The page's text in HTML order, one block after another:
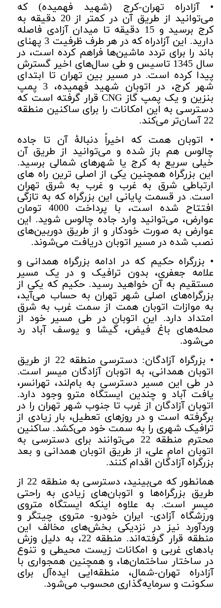
• آزادراه تهران-کرج (شهید فهمیده) که
می‌توانید از طریق آن در کمتر از 20 دقیقه به
کرج برسید و 15 دقیقه تا میدان آزادی فاصله
دارید. این آزادراه که در هر طرف ظرفیت 3 پهنای
باند را برای تردد ماشین‌ها فراهم کرده است، در
سال 1345 تاسیس و طی سال‌های اخیر گسترش
پیدا کرده است. در مسیر بین تهران تا ابتدای
شهر کرج، در اتوبان شهید فهمیده، 3 پمپ
بنزین و یک پمپ گاز CNGقرار گرفته است که
دسترسی به این امکانات را برای ساکنین منطقه
22 آسان‌تر می‌کند.
• اتوبان همت که اخیراً دنبالۀ آن تا جاده
چالوس هم باز شده و می‌توانید از طریق آن
خیلی سریع به کرج یا شهرهای شمالی برسید.
این بزرگراه همچنین یکی از اصلی ترین راه های
ارتباطی شرق به غرب و غرب به شرق تهران
است. در قسمت پایانی این بزرگراه که به تازگی
افتتاح شده است، با پرداخت 4000 تومان
عوارض، می‌توانید وارد جاده چالوس شوید. این
عوارض به صورت خودکار و از طریق دوربین‌های
نصب شده در مسیر اتوبان دریافت می‌شوند.
• بزرگراه حکیم که در ادامه بزرگراه همدانی و
علامه جعفری، بدون ترافیک و در یک مسیر
مستقیم به آن خواهید رسید. حکیم که یکی از
بزرگراه‌های اصلی شهر تهران به حساب می‌آید،
به موازات اتوبان همت از سمت غرب به شرق
امتداد دارد. این اتوبان در طی مسیر خود از
محله‌های باغ فیض، گیشا و یوسف آباد رد
می‌شود.
• بزرگراه آزادگان: دسترسی منطقه 22 از طریق
اتوبان همدانی، به اتوبان آزادگان میسر است.
در طی این مسیر دسترسی به بام‌لند، تهرانسر،
یافت آباد و چندین ایستگاه مترو وجود دارد.
اتوبان آزادگان از غرب تا جنوب شهر تهران را در
برگرفته است و در روزهای تعطیل، بار زیادی از
ترافیک شهری را به سمت خود می‌کشد. ساکنین
محترم منطقه 22 می‌توانند برای دسترسی به
اتوبان امام علی، از طریق اتوبان همدانی و بعد
بزرگراه آزادگان اقدام کنند.
همانطور که می‌بینید، دسترسی به منطقه 22 از
طریق بزرگراه‌ها و اتوبان‌های زیادی به راحتی
میسر است. به علاوه اینکه ایستگاه متروی
ورزشگاه آزادی- ایران خودرو- متروی چیتگر و
وردآورد نیز در نزدیکی بخش‌های مخالف این
منطقه قرار گرفته‌اند. منطقه 22، به دلیل وزش
بادهای غربی و امکانات زیست محیطی و تنوع
در ساختار ساختمان‌ها، و همچنین همجواری با
آزاد‌راه تهران-شمال، منطقه‌ایی ایده‌آل برای
سکونت و سرمایه‌گذاری محسوب می‌شود.